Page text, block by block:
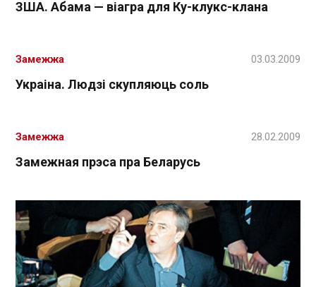
ЗША. Абама — віагра для Ку-клукс-клана
Украіна. Людзі скупляюць соль
Замежжа 03.03.2009
Замежная прэса пра Беларусь
Замежжа 28.02.2009